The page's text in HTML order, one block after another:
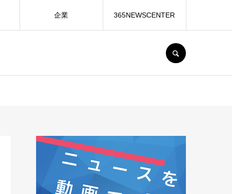
企業 365NEWSCENTER